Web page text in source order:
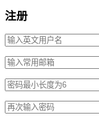
注册